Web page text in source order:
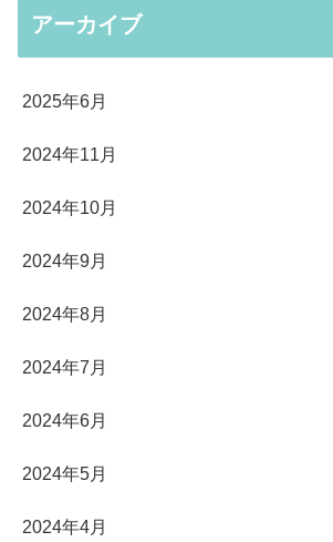
アーカイブ
2025年6月
2024年11月
2024年10月
2024年9月
2024年8月
2024年7月
2024年6月
2024年5月
2024年4月